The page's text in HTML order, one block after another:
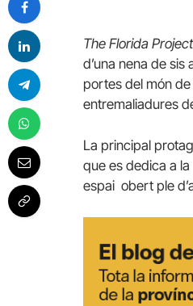
The Florida Project
d’una nena de
portes del món de
entremaliadures
La principal
que es dedica a
espai obert ple